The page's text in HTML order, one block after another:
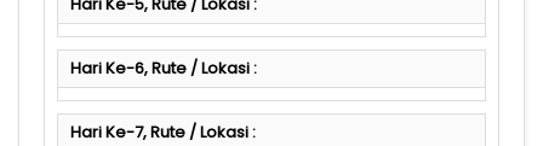
Hari Ke-6, Rute / Lokasi :
Hari Ke-7, Rute / Lokasi :